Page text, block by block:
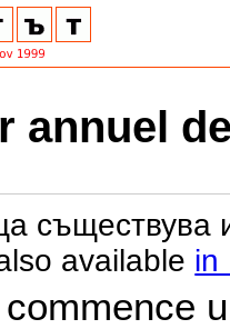
annuel
съществува
available in
commence